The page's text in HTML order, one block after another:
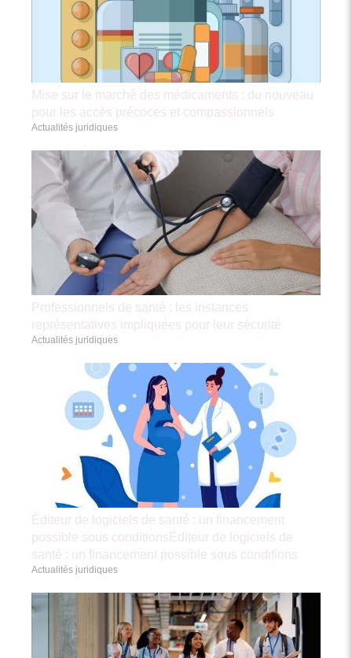
Mise sur le marché des médicaments : du nouveau
pour les accès précoces et compassionnels
Actualités juridiques
Professionnels de santé : les instances
représentatives impliquées pour leur sécurité
Actualités juridiques
Éditeur de logiciels de santé : un financement
possible sous conditionsÉditeur de logiciels de
santé : un financement possible sous conditions
Actualités juridiques